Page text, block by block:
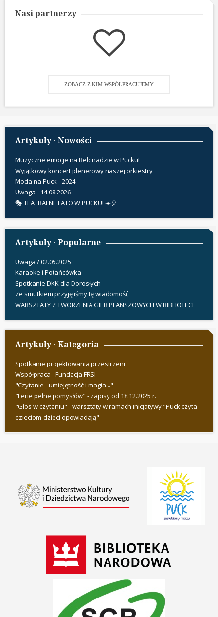
Nasi partnerzy
ZOBACZ Z KIM WSPÓŁPRACUJEMY
Artykuły - Nowości
Muzyczne emocje na Belonadzie w Pucku!
Wyjątkowy koncert plenerowy naszej orkiestry
Moda na Puck - 2024
Uwaga - 14.08.2026
🎭 TEATRALNE LATO W PUCKU! ☀️🎈
Artykuły - Popularne
Uwaga / 02.05.2025
Karaoke i Potańcówka
Spotkanie DKK dla Dorosłych
Ze smutkiem przyjęliśmy tę wiadomość
WARSZTATY Z TWORZENIA GIER PLANSZOWYCH W BIBLIOTECE
Artykuły - Kategoria
Spotkanie projektowania przestrzeni
Współpraca - Fundacja FRSI
"Czytanie - umiejętność i magia..."
"Ferie pełne pomysłów" - zapisy od 18.12.2025 r.
"Głos w czytaniu" - warsztaty w ramach inicjatywy "Puck czyta
dzieciom-dzieci opowiadają"